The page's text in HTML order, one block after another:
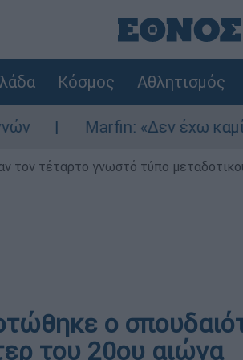
Κόσμος Αθλητισμός
«Δεν έχω καμία σχέση με
τον τέταρτο γνωστό τύπο
ο
του 20ου αιώνα